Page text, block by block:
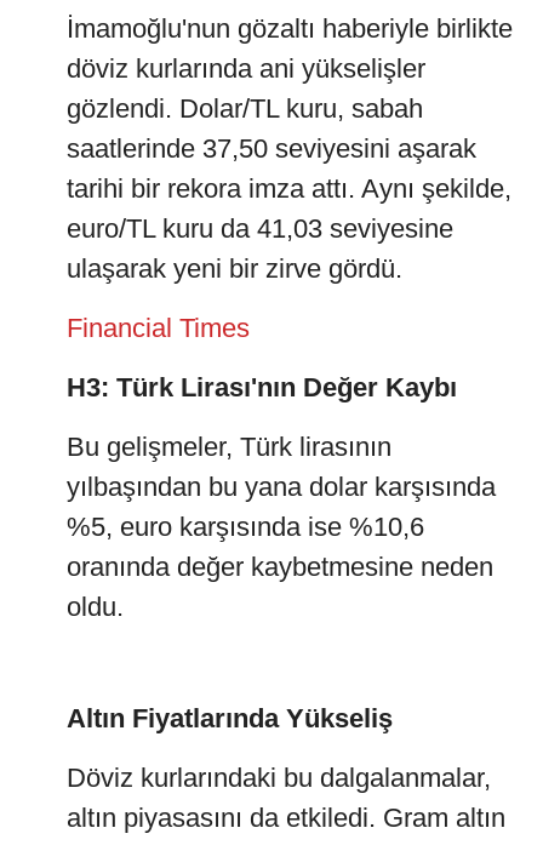
İmamoğlu'nun gözaltı haberiyle birlikte
döviz kurlarında ani yükselişler
gözlendi. Dolar/TL kuru, sabah
saatlerinde 37,50 seviyesini aşarak
tarihi bir rekora imza attı. Aynı şekilde,
euro/TL kuru da 41,03 seviyesine
ulaşarak yeni bir zirve gördü.
Financial Times
H3: Türk Lirası'nın Değer Kaybı
Bu gelişmeler, Türk lirasının
yılbaşından bu yana dolar karşısında
%5, euro karşısında ise %10,6
oranında değer kaybetmesine neden
oldu.
Altın Fiyatlarında Yükseliş
Döviz kurlarındaki bu dalgalanmalar,
altın piyasasını da etkiledi. Gram altın